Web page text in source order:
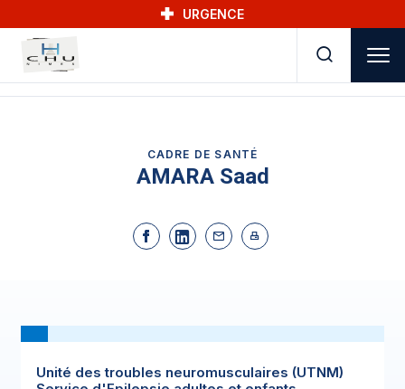
URGENCE
CADRE DE SANTÉ
AMARA Saad
Unité des troubles neuromusculaires (UTNM)